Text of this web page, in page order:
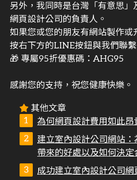
另外，我同時是台灣「有意思」
網頁設計公司的負責人。
如果您或您的朋友有網站製作或
按右下方的LINE按鈕與我們聯繫
🎁 專屬95折優惠碼：AHG95
感謝您的支持，祝您健康快樂。
其他文章
為何網頁設計費用如此昂
建立室內設計公司網站
帶來的好處以及如何決定
成功建立室內設計公司